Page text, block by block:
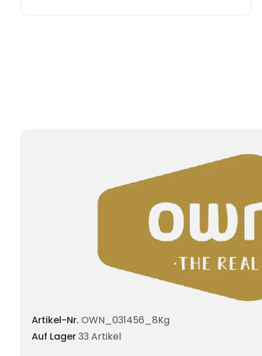
Artikel-Nr. OWN_031456_8Kg
Auf Lager33 Artikel